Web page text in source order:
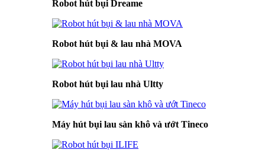
Robot hút bụi Dreame
Robot hút bụi & lau nhà MOVA
Robot hút bụi lau nhà Ultty
Máy hút bụi lau sàn khô và ướt Tineco